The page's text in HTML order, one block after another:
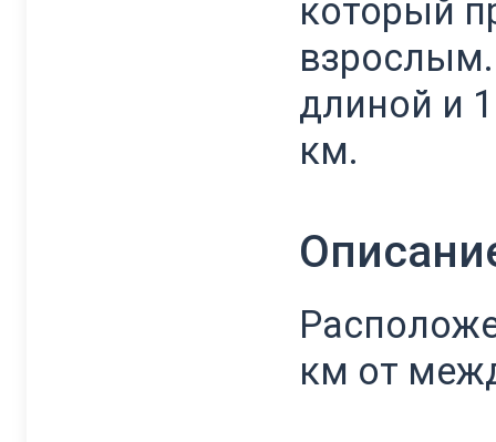
который
длиной и
км.
км от